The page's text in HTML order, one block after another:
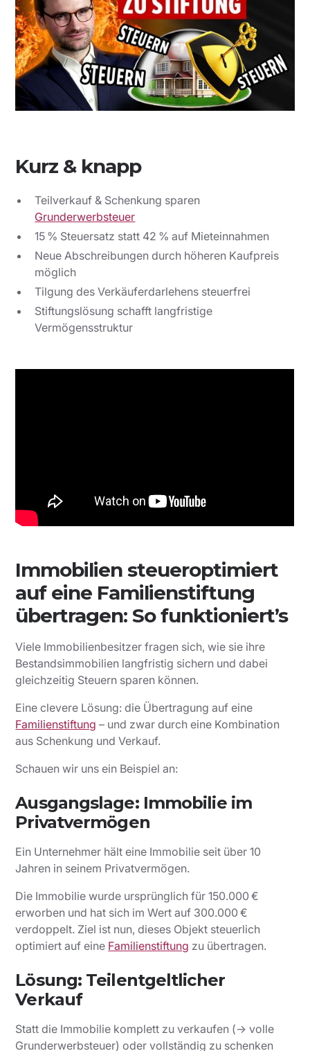
Kurz & knapp
Teilverkauf & Schenkung sparen
Grunderwerbsteuer
15 % Steuersatz statt 42 % auf Mieteinnahmen
Neue Abschreibungen durch höheren Kaufpreis
möglich
Tilgung des Verkäuferdarlehens steuerfrei
Stiftungslösung schafft langfristige
Vermögensstruktur
Immobilien steueroptimiert
auf eine Familienstiftung
übertragen: So funktioniert’s
Viele Immobilienbesitzer fragen sich, wie sie ihre
Bestandsimmobilien langfristig sichern und dabei
gleichzeitig Steuern sparen können.
Eine clevere Lösung: die Übertragung auf eine
Familienstiftung – und zwar durch eine Kombination
aus Schenkung und Verkauf.
Schauen wir uns ein Beispiel an:
Ausgangslage: Immobilie im
Privatvermögen
Ein Unternehmer hält eine Immobilie seit über 10
Jahren in seinem Privatvermögen.
Die Immobilie wurde ursprünglich für 150.000 €
erworben und hat sich im Wert auf 300.000 €
verdoppelt. Ziel ist nun, dieses Objekt steuerlich
optimiert auf eine Familienstiftung zu übertragen.
Lösung: Teilentgeltlicher
Verkauf
Statt die Immobilie komplett zu verkaufen (→ volle
Grunderwerbsteuer) oder vollständig zu schenken